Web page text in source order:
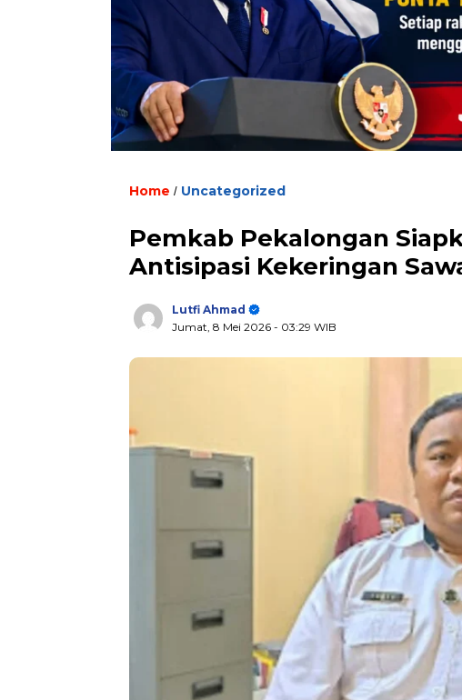
Home / Uncategorized
Pemkab Pekalongan
Antisipasi Kekeringan
Lutfi Ahmad
Jumat, 8 Mei 2026 - 03:29 WIB